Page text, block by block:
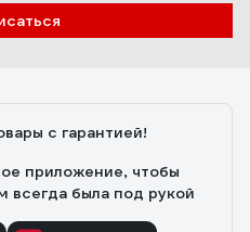
с гарантией!
приложение, чтобы
всегда была под рукой